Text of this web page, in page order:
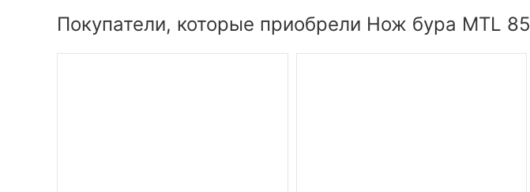
Покупатели, которые приобрели Нож бура MTL